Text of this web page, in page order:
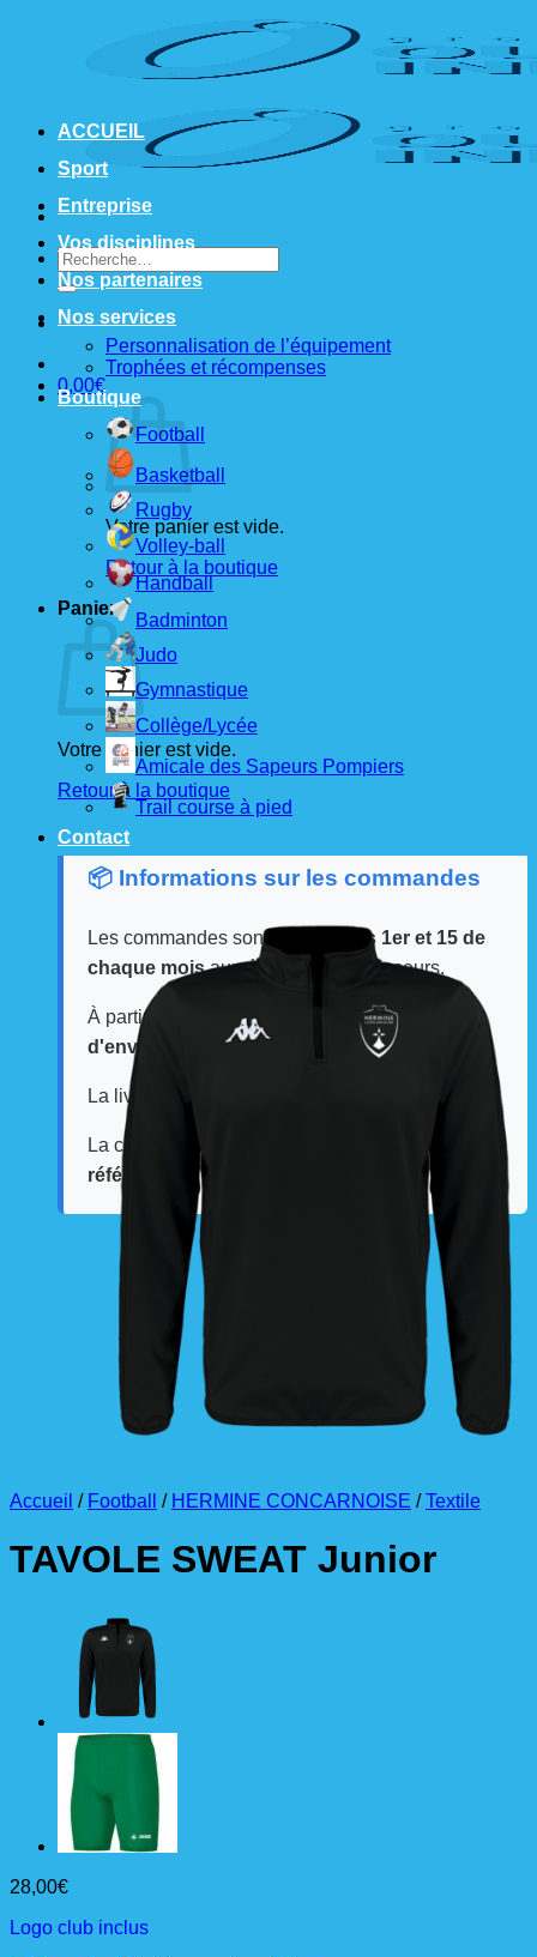
Recherche
pour :
0,00€
Votre panier est vide.
Retour à la boutique
Panier
Votre panier est vide.
Retour à la boutique
📦 Informations sur les commandes
Les commandes sont passées
les 1er et 15 de
chaque moisauprès de nos fournisseurs.
À partir de ces dates, le
délai de livraison est
d'environ 3 semaines
La livraison est effectuée
La commande est à récupérer auprès du
référent des équipements du club
ACCUEIL
Sport
Entreprise
Vos disciplines
Nos partenaires
Nos services
Personnalisation de l’équipement
Trophées et récompenses
Boutique
Football
Basketball
Rugby
Volley-ball
Handball
Badminton
Judo
Gymnastique
Collège/Lycée
Amicale des Sapeurs Pompiers
Trail course à pied
Contact
Accueil / Football / HERMINE CONCARNOISE / Textile
TAVOLE SWEAT Junior
28,00€
Logo club inclus